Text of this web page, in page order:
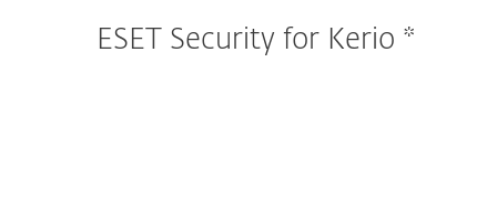
ESET Security for Kerio *